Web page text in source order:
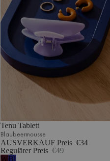
Tenu Tablett
Blaubeermousse
AUSVERKAUF Preis €34
Regulärer Preis €49
Weinbeere
Blaubeermousse